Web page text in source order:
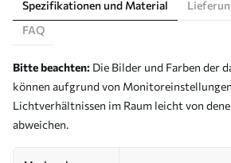
Spezifikationen und Material
FAQ
Bitte beachten: Die Bilder und Farben der
können aufgrund von
Lichtverhältnissen im Raum leicht von
abweichen.